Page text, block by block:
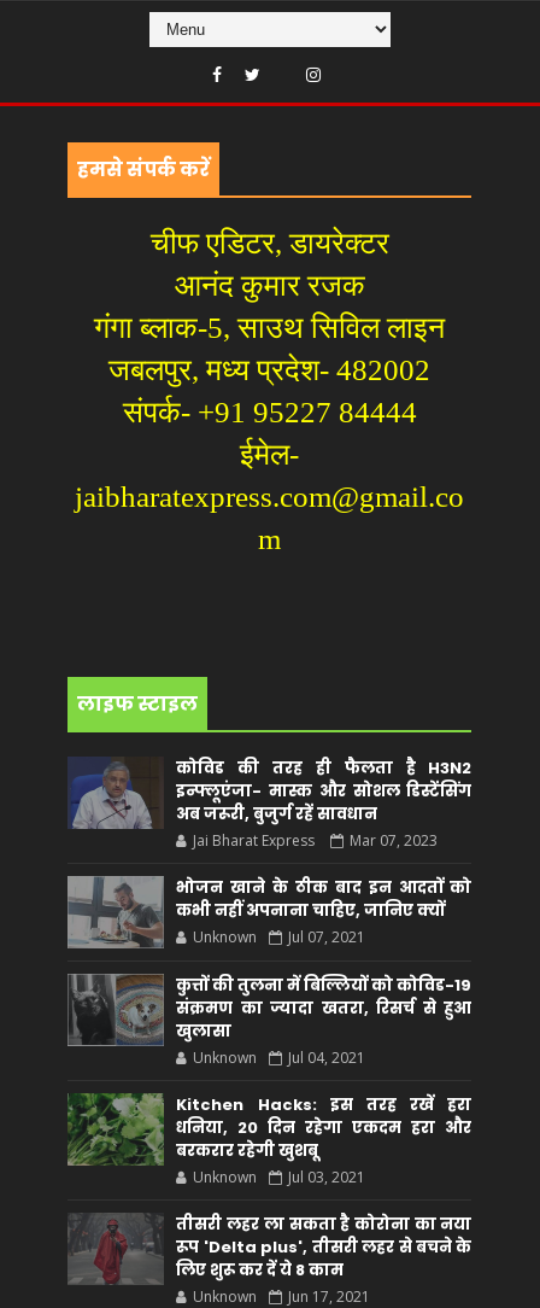
हमसे संपर्क करें
चीफ एडिटर, डायरेक्टर
आनंद कुमार रजक
गंगा ब्लाक-5, साउथ सिविल लाइन
जबलपुर, मध्य प्रदेश- 482002
संपर्क- +91 95227 84444
ईमेल-
jaibharatexpress.com@gmail.co
m
लाइफ स्टाइल
कोविड की तरह ही फैलता है H3N2
इन्फ्लूएंजा- मास्क और सोशल डिस्टेंसिंग
अब जरूरी, बुजुर्ग रहें सावधान
Jai Bharat Express Mar 07, 2023
भोजन खाने के ठीक बाद इन आदतों को
कभी नहीं अपनाना चाहिए, जानिए क्यों
Unknown Jul 07, 2021
कुत्तों की तुलना में बिल्लियों को कोविड-19
संक्रमण का ज्यादा खतरा, रिसर्च से हुआ
खुलासा
Unknown Jul 04, 2021
Kitchen Hacks: इस तरह रखें हरा
धनिया, 20 दिन रहेगा एकदम हरा और
बरकरार रहेगी खुशबू
Unknown Jul 03, 2021
तीसरी लहर ला सकता है कोरोना का नया
रूप 'Delta plus', तीसरी लहर से बचने के
लिए शुरू कर दें ये 8 काम
Unknown Jun 17, 2021